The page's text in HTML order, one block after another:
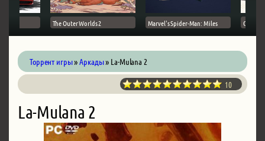
The Outer Worlds 2 Marvel's Spider-Man: Miles Ghost
Торрент игры»Аркады» La-Mulana 2
10
La-Mulana 2